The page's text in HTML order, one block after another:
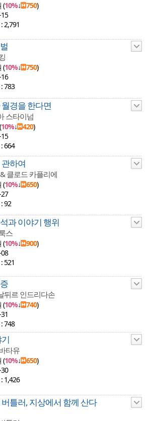
(10%↓ 750)
: 2,791
(10%↓ 750)
: 783
경을 한다면
스타이넘
10%↓ 420)
: 664
하여
클로드 카플리에
(10%↓ 650)
: 92
과 이야기 행위
스
(10%↓ 900)
: 521
뒤르 인드리다손
(10%↓ 740)
: 748
타유
(10%↓ 650)
: 1,426
틀러, 지상에서 함께 산다